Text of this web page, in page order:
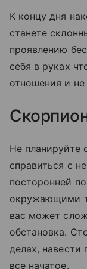
К концу дня
станете
проявлению
себя в руках
отношения и
Не планируйте
справиться с
посторонней
окружающими
вас может
обстановка.
делах, навести
все начатое.